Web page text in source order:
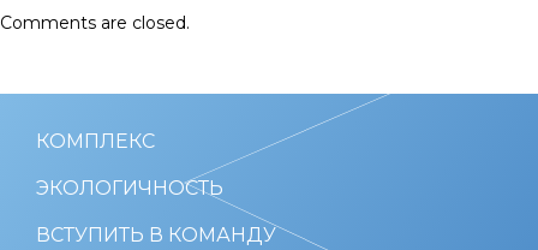
Comments are closed.
КОМПЛЕКС
ЭКОЛОГИЧНОСТЬ
ВСТУПИТЬ В КОМАНДУ